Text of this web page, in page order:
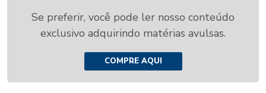
Se preferir, você pode ler nosso conteúdo
exclusivo adquirindo matérias avulsas.
COMPRE AQUI